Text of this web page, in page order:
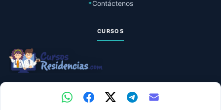
✦Contáctenos
CURSOS
© 2026 Residencias Médicas